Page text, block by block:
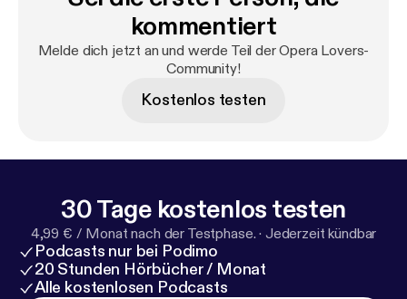
revisamos la delgada línea entre tenor lírico, spinto y
dramático, y por qué hoy es más difícil encontrar
ese tipo de voz.¿Es un problema de técnica? ¿De
kommentiert
Melde dich jetzt an und werde Teil der Opera Lovers-
Community!
Kostenlos testen
30 Tage kostenlos testen
4,99 € / Monat nach der Testphase. · Jederzeit kündbar
Podcasts nur bei Podimo
20 Stunden Hörbücher / Monat
Alle kostenlosen Podcasts